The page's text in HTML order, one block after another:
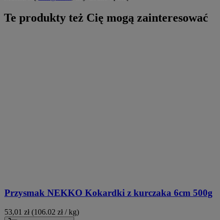
Te produkty też Cię mogą zainteresować
Przysmak NEKKO Kokardki z kurczaka 6cm 500g
53,01 zł (106.02 zł / kg)